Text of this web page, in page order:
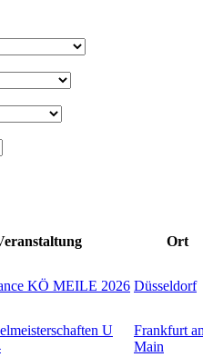
Ort
KÖ MEILE 2026 Düsseldorf
U
Frankfurt
Main